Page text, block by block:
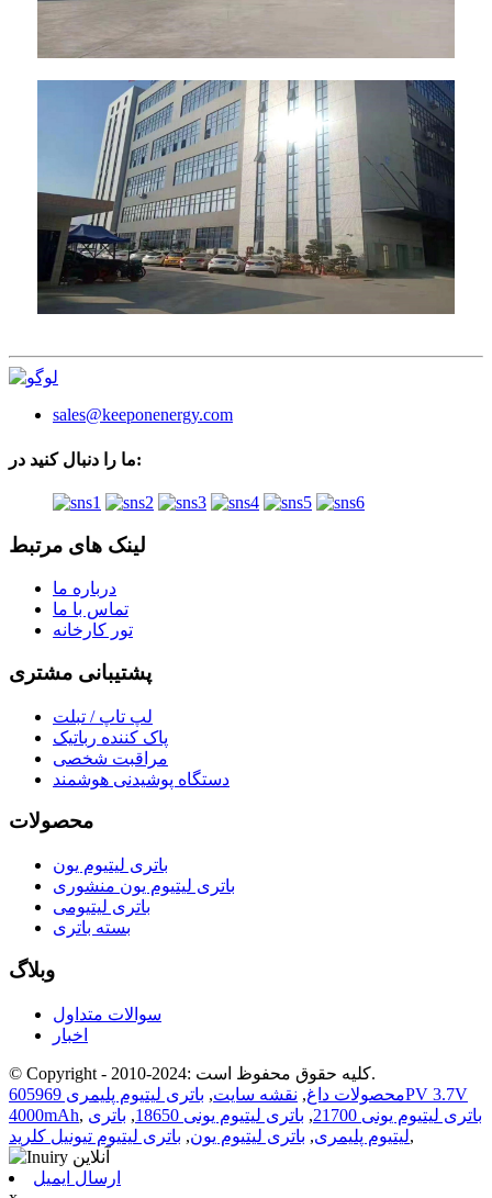
sales@keeponenergy.com
ما را دنبال کنید در:
لینک های مرتبط
درباره ما
تماس با ما
تور کارخانه
پشتیبانی مشتری
لپ تاپ / تبلت
پاک کننده رباتیک
مراقبت شخصی
دستگاه پوشیدنی هوشمند
محصولات
باتری لیتیوم یون
باتری لیتیوم یون منشوری
باتری لیتیومی
بسته باتری
وبلاگ
سوالات متداول
اخبار
© Copyright - 2010-2024: کلیه حقوق محفوظ است.
محصولات داغ, نقشه سایت,
باتری لیتیوم پلیمری 605969PV 3.7V
4000mAh, باتری لیتیوم یونی 21700 , باتری لیتیوم یونی 18650 , باتری
لیتیوم پلیمری, باتری لیتیوم یون, باتری لیتیوم تیونیل کلرید ,
ارسال ایمیل